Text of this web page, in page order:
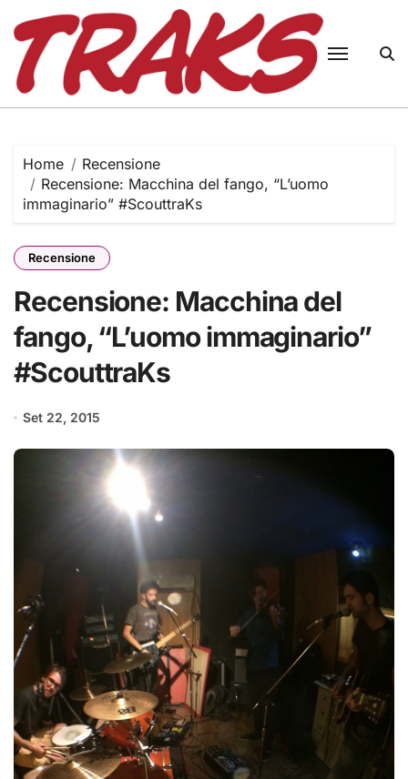
content
Home
Recensione
Recensione: Macchina del fango, “L’uomo
immaginario” #ScouttraKs
Recensione
Recensione: Macchina del
fango, “L’uomo immaginario”
#ScouttraKs
Set 22, 2015